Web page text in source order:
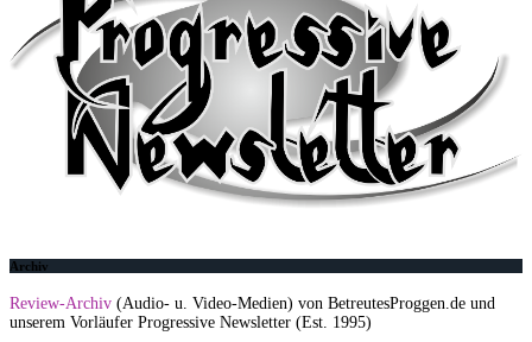
Archiv
Review-Archiv (Audio- u. Video-Medien) von BetreutesProggen.de und
unserem Vorläufer Progressive Newsletter (Est. 1995)